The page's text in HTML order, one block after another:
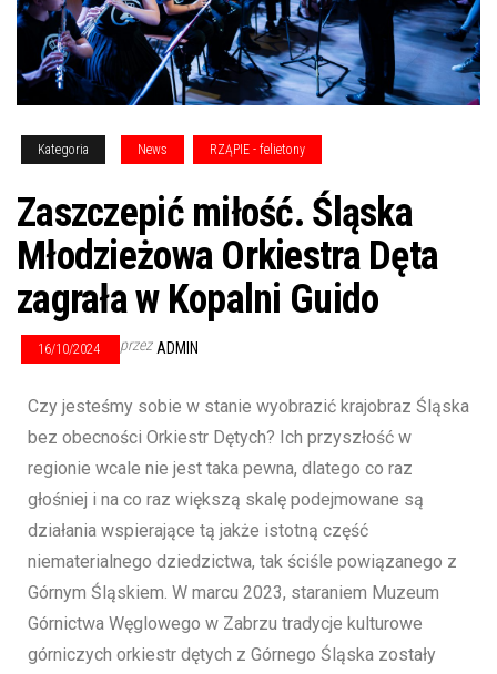
Kategoria News RZĄPIE - felietony
Zaszczepić miłość. Śląska
Młodzieżowa Orkiestra Dęta
zagrała w Kopalni Guido
16/10/2024 przez ADMIN
Czy jesteśmy sobie w stanie wyobrazić krajobraz Śląska
bez obecności Orkiestr Dętych? Ich przyszłość w
regionie wcale nie jest taka pewna, dlatego co raz
głośniej i na co raz większą skalę podejmowane są
działania wspierające tą jakże istotną część
niematerialnego dziedzictwa, tak ściśle powiązanego z
Górnym Śląskiem. W marcu 2023, staraniem Muzeum
Górnictwa Węglowego w Zabrzu tradycje kulturowe
górniczych orkiestr dętych z Górnego Śląska zostały